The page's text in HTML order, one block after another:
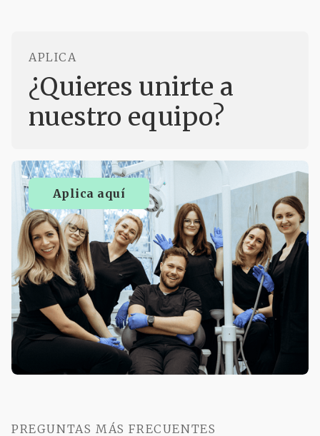
APLICA
¿Quieres unirte a
nuestro equipo?
Aplica aquí
Aplica aquí
PREGUNTAS MÁS FRECUENTES